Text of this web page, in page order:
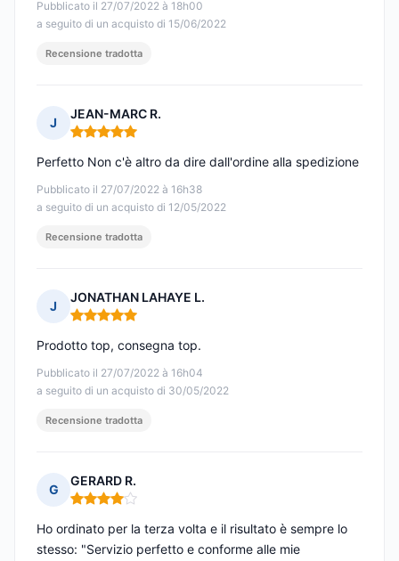
Pubblicato il 27/07/2022 à 18h00
a seguito di un acquisto di 15/06/2022
Recensione tradotta
J
JEAN-MARC R.
Nota: 5 su 5
Pubblicato il 27/07/2022 à 16h38
a seguito di un acquisto di 12/05/2022
Perfetto Non c'è altro da dire dall'ordine alla spedizione
Recensione tradotta
J
JONATHAN LAHAYE L.
Nota: 5 su 5
Pubblicato il 27/07/2022 à 16h04
a seguito di un acquisto di 30/05/2022
Prodotto top, consegna top.
Recensione tradotta
G
GERARD R.
Nota: 4 su 5
Ho ordinato per la terza volta e il risultato è sempre lo
stesso: "Servizio perfetto e conforme alle mie